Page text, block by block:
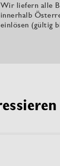
Wir liefern alle
innerhalb
einlösen (gültig